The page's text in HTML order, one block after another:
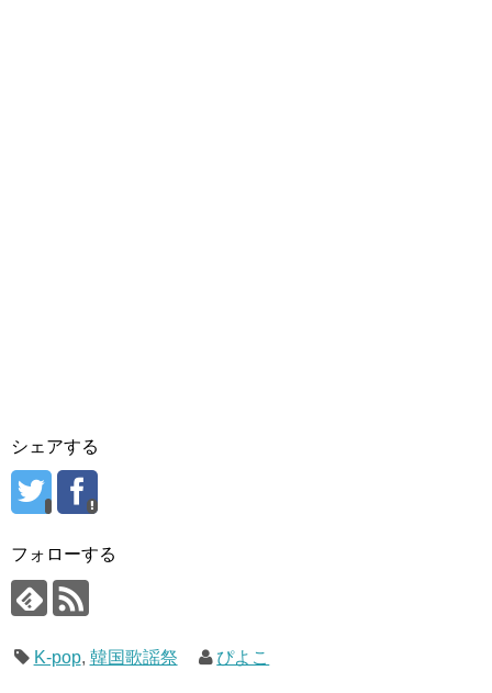
シェアする
フォローする
K-pop, 韓国歌謡祭 ぴよこ